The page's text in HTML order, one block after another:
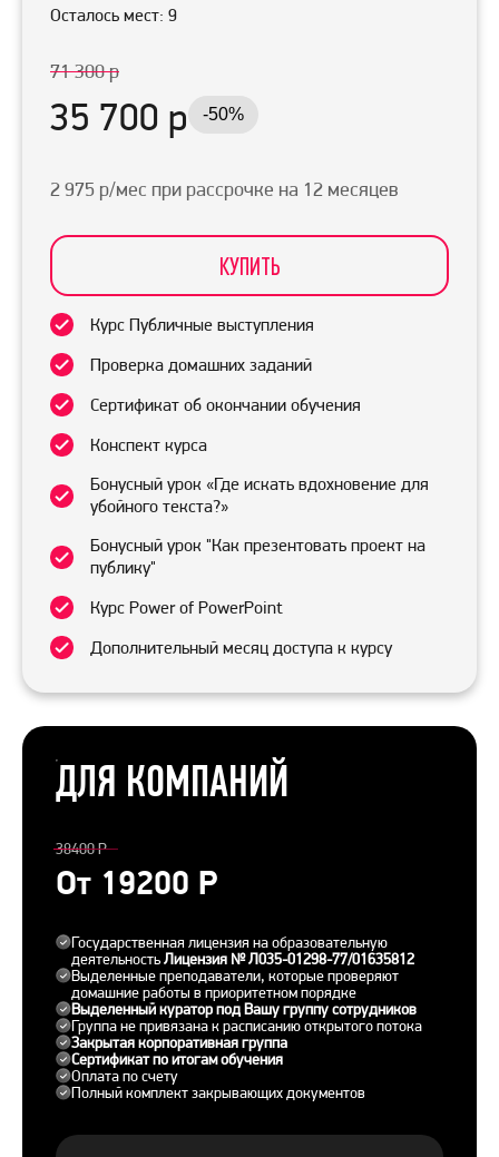
Осталось мест: 9
71 300 р
35 700 р -50%
2 975 р/мес при рассрочке на 12 месяцев
КУПИТЬ
Курс Публичные выступления
Проверка домашних заданий
Сертификат об окончании обучения
Конспект курса
Бонусный урок «Где искать вдохновение для
убойного текста?»
Бонусный урок "Как презентовать проект на
публику"
Курс Power of PowerPoint
Дополнительный месяц доступа к курсу
ДЛЯ КОМПАНИЙ
38400 Р
От 19200 Р
Государственная лицензия на образовательную
деятельностьЛицензия № Л035-01298-77/01635812
Выделенные преподаватели, которые проверяют
домашние работы в приоритетном порядке
Выделенный куратор под Вашу группу сотрудников
Группа не привязана к расписанию открытого потока
Закрытая корпоративная группа
Сертификат по итогам обучения
Оплата по счету
Полный комплект закрывающих документов